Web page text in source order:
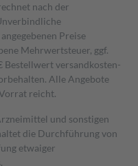
nach der
Preise
Mehrwertsteuer, ggf.
Bestell­wert versand­kosten­
Alle Angebote
reicht.
und sonstigen
die Durchführung von
etwaiger